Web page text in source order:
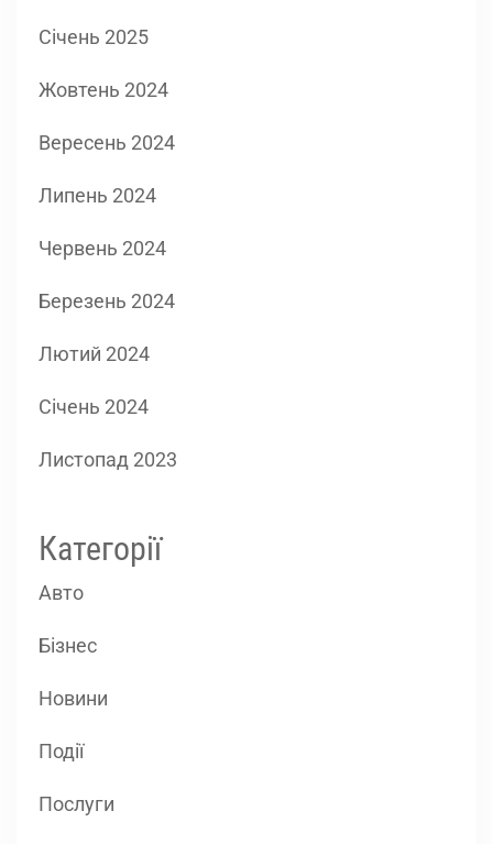
Січень 2025
Жовтень 2024
Вересень 2024
Липень 2024
Червень 2024
Березень 2024
Лютий 2024
Січень 2024
Листопад 2023
Категорії
Авто
Бізнес
Новини
Події
Послуги